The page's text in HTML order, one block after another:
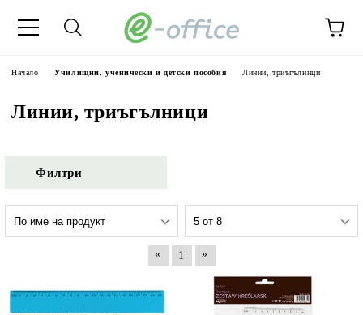
Начало Училищни, ученически и детски пособия Линии, триъгълници
Линии, триъгълници
Филтри
« 1 »